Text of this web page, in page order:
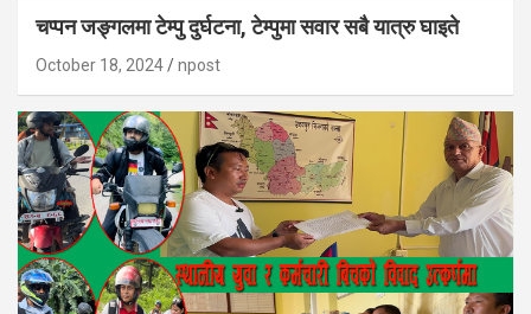
चप्पन जङ्गलमा टेम्पु दुर्घटना, टेम्पुमा सवार सबै यात्रु घाइते
October 18, 2024 npost